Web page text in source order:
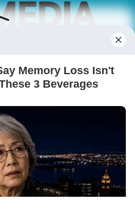
berita aktual dan
pandang berbaik sangka
dari sumber yang tepat.